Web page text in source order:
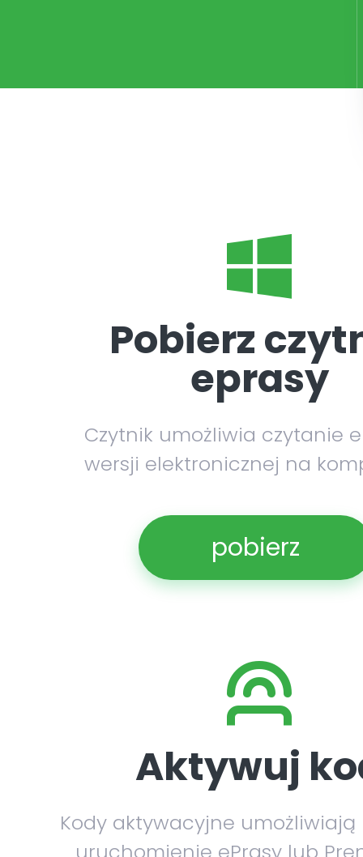
Pobierz
eprasy
Czytnik umożliwia czytanie
wersji elektronicznej na
pobierz
Aktywuj
Kody aktywacyjne umożliwiają